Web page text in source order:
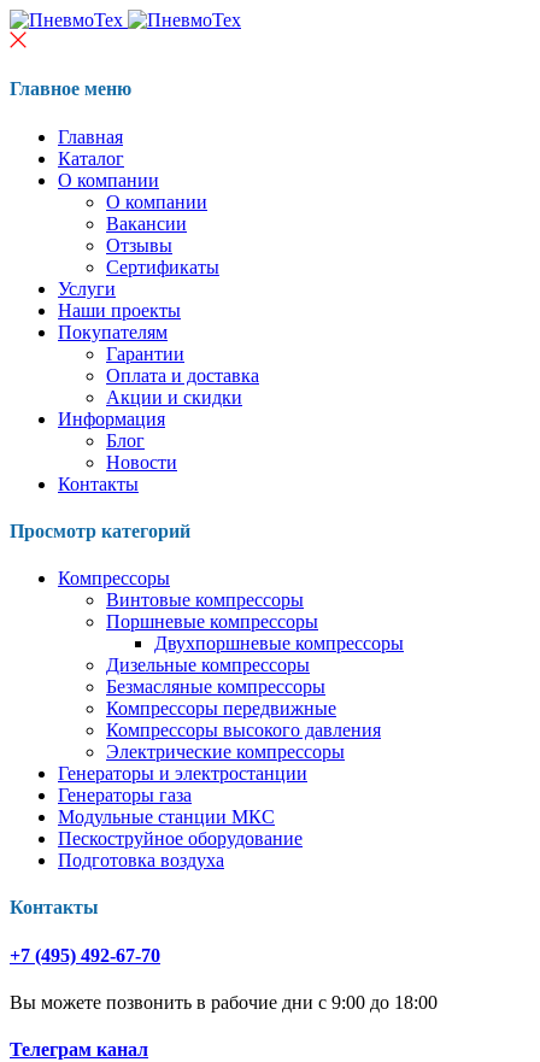
Главное меню
Главная
Каталог
О компании
О компании
Вакансии
Отзывы
Сертификаты
Услуги
Наши проекты
Покупателям
Гарантии
Оплата и доставка
Акции и скидки
Информация
Блог
Новости
Контакты
Просмотр категорий
Компрессоры
Винтовые компрессоры
Поршневые компрессоры
Двухпоршневые компрессоры
Дизельные компрессоры
Безмасляные компрессоры
Компрессоры передвижные
Компрессоры высокого давления
Электрические компрессоры
Генераторы и электростанции
Генераторы газа
Модульные станции МКС
Пескоструйное оборудование
Подготовка воздуха
Контакты
+7 (495) 492-67-70
Вы можете позвонить в рабочие дни с 9:00 до 18:00
Телеграм канал